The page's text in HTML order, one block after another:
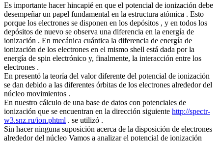
Es importante hacer hincapié en que el potencial de ionización debe
desempeñar un papel fundamental en la estructura atómica . Esto
porque los electrones se disponen en los depósitos , y en todos los
depósitos de nuevo se observa una diferencia en la energía de
ionización . En mecánica cuántica la diferencia de energía de
ionización de los electrones en el mismo shell está dada por la
energía de spin electrónico y, finalmente, la interacción entre los
electrones .
En presentó la teoría del valor diferente del potencial de ionización
se dan debido a las diferentes órbitas de los electrones alrededor del
núcleo movimientos .
En nuestro cálculo de una base de datos con potenciales de
ionización que se encuentran en la dirección siguiente http://spectr-
w3.snz.ru/ion.phtml . se utilizó .
Sin hacer ninguna suposición acerca de la disposición de electrones
alrededor del núcleo Vamos a analizar el potencial de ionización